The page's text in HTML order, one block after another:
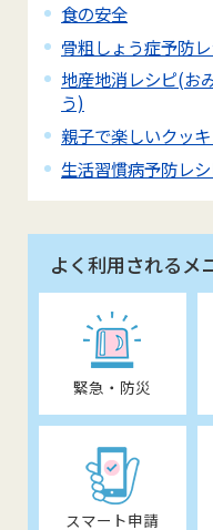
食の安全
骨粗しょう症予防
地産地消レシピ(お
う)
親子で楽しいクッ
生活習慣病予防レ
よく利用されるメ
緊急・防災
スマート申請